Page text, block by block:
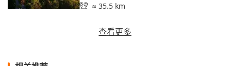
≈ 35.5 km
查看更多